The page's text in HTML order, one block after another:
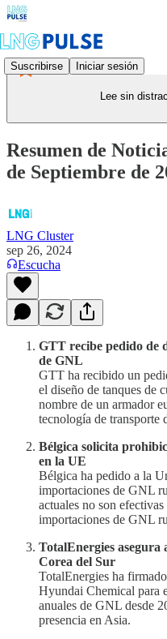
Suscribirse Iniciar sesión
Lee sin
Resumen de
de Septiembre de
LNG Cluster
sep 26, 2024
Escucha
GTT recibe pedido de
de GNL
GTT ha recibido un
el diseño de tanques de
nombre de un armador
tecnología de transporte
Bélgica solicita
en la UE
Bélgica ha pedido a la
importaciones de GNL
actuales no son
importaciones de GNL
TotalEnergies asegura
Corea del Sur
TotalEnergies ha
Hyundai Chemical para
anuales de GNL desde
presencia en Asia.